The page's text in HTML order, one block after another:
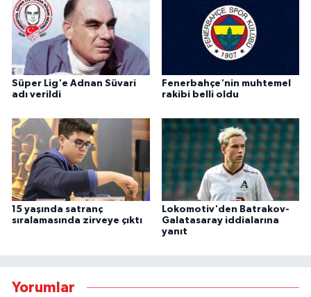
Süper Lig'e Adnan Süvari
adı verildi
Fenerbahçe'nin muhtemel
rakibi belli oldu
15 yaşında satranç
sıralamasında zirveye çıktı
Lokomotiv'den Batrakov-
Galatasaray iddialarına
yanıt
Yorumlar